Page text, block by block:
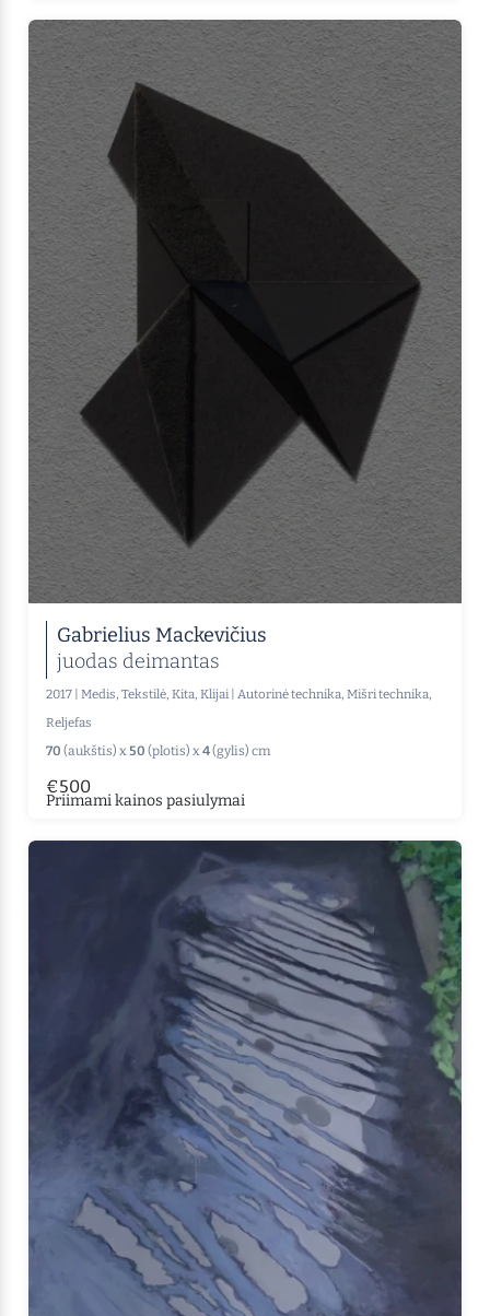
Gabrielius Mackevičius
juodas deimantas
2017 Medis, Tekstilė, Kita, Klijai Autorinė technika, Mišri technika,
Reljefas
70 (aukštis) x50 (plotis) x4(gylis) cm
€500
Priimami kainos pasiulymai